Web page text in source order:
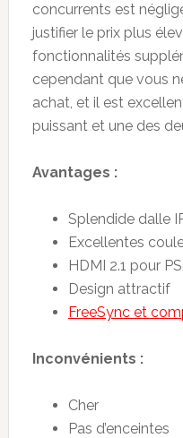
concurrents est
justifier le prix plus
fonctionnalités
cependant que vous
achat, et il est
puissant et une des
Avantages :
Splendide dalle
Excellentes
HDMI 2.1 pour
Design attractif
FreeSync et
Inconvénients :
Cher
Pas d’enceintes